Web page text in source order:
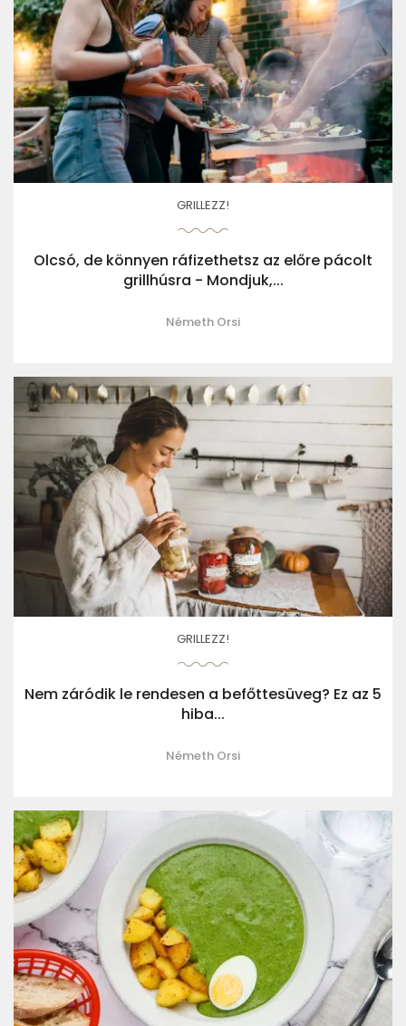
GRILLEZZ!
Olcsó, de könnyen ráfizethetsz az előre pácolt
grillhúsra - Mondjuk,...
Németh Orsi
GRILLEZZ!
Nem záródik le rendesen a befőttesüveg? Ez az 5
hiba...
Németh Orsi